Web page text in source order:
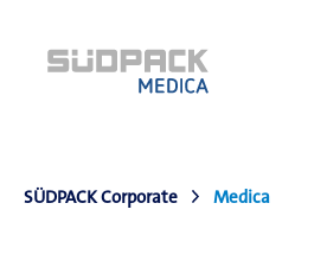
SÜDPACK Corporate Medica